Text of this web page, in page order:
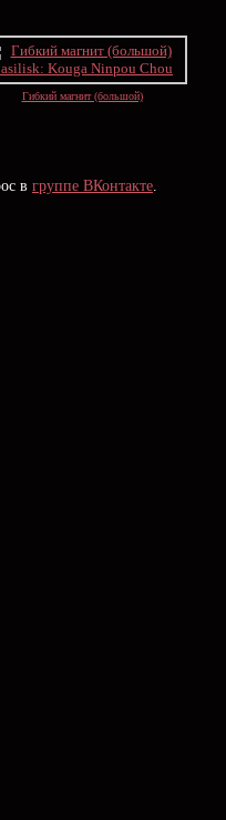
Гибкий магнит (большой)
в группе ВКонтакте.